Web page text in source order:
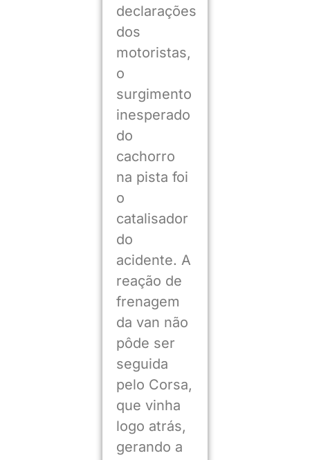
declarações
dos
motoristas,
o
surgimento
inesperado
do
cachorro
na pista foi
o
catalisador
do
acidente. A
reação de
frenagem
da van não
pôde ser
seguida
pelo Corsa,
que vinha
logo atrás,
gerando a